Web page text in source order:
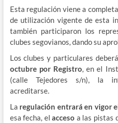
Esta regulación viene a
de utilización vigente de esta
también participaron los
clubes segovianos, dando su
Los clubes y particulares
octubre por Registro, en el
(calle Tejedores s/n), la
acreditarse.
La regulación entrará en vigor
esa fecha, elacceso a las pistas